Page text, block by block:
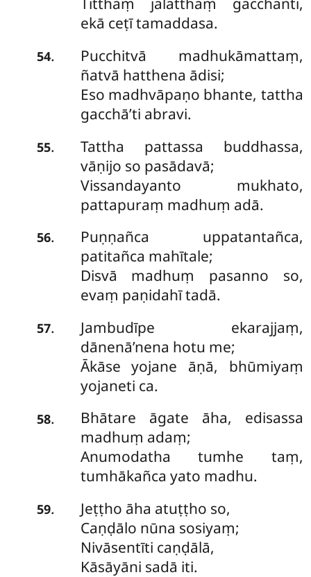
ekā ceṭī tamaddasa.
54.
Pucchitvā madhukāmattaṃ,
ñatvā hatthena ādisi;
Eso madhvāpaṇo bhante, tattha
gacchā’ti abravi.
55.
Tattha pattassa buddhassa,
vāṇijo so pasādavā;
Vissandayanto mukhato,
pattapuraṃ madhuṃ adā.
56.
Puṇṇañca uppatantañca,
patitañca mahītale;
Disvā madhuṃ pasanno so,
evaṃ paṇidahī tadā.
57.
Jambudīpe ekarajjaṃ,
dānenā’nena hotu me;
Ākāse yojane āṇā, bhūmiyaṃ
yojaneti ca.
58.
Bhātare āgate āha, edisassa
madhuṃ adaṃ;
Anumodatha tumhe taṃ,
tumhākañca yato madhu.
59.
Jeṭṭho āha atuṭṭho so,
Caṇḍālo nūna sosiyaṃ;
Nivāsentīti caṇḍālā,
Kāsāyāni sadā iti.